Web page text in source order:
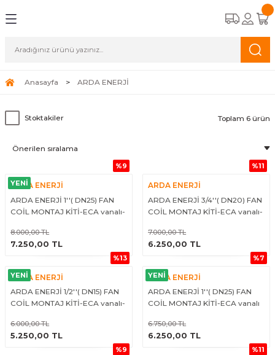
KASET TİPİ FAN COİLLER
FAN COİLLER
KAZANLAR
APAREYLERİ
APAREYLERİ
APAREYLERİ
Anasayfa ARDA ENERJİ
Stoktakiler Toplam 6 ürün
%9
YENİ
ARDA ENERJİ
ARDA ENERJİ 1''( DN25) FAN
COİL MONTAJ KİTİ-ECA vanalı-
8.000,00 TL
7.250,00 TL
ÜRÜNÜ İNCELE
%11
ARDA ENERJİ
ARDA ENERJİ 3/4''( DN20) FAN
COİL MONTAJ KİTİ-ECA vanalı-
7.000,00 TL
6.250,00 TL
ÜRÜNÜ İNCELE
%13
YENİ
ARDA ENERJİ
ARDA ENERJİ 1/2''( DN15) FAN
COİL MONTAJ KİTİ-ECA vanalı-
6.000,00 TL
5.250,00 TL
ÜRÜNÜ İNCELE
%7
YENİ
ARDA ENERJİ
ARDA ENERJİ 1''( DN25) FAN
COİL MONTAJ KİTİ-ECA vanalı
6.750,00 TL
6.250,00 TL
ÜRÜNÜ İNCELE
%9
%11